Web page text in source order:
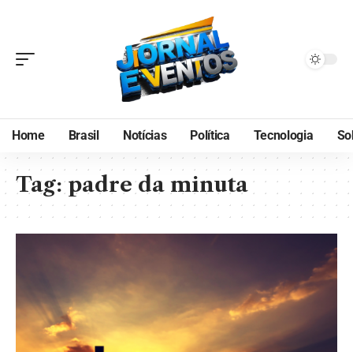
Home Brasil Notícias Política Tecnologia
Tag:padre da minuta